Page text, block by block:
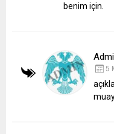
benim için.
5